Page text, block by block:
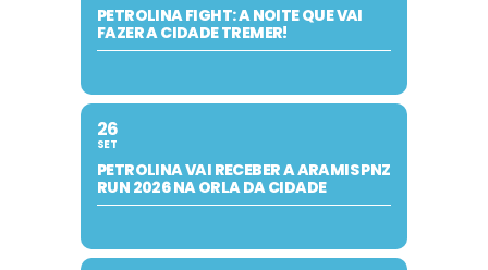
PETROLINA FIGHT: A NOITE QUE VAI
FAZER A CIDADE TREMER!
26
SET
PETROLINA VAI RECEBER A ARAMIS PNZ
RUN 2026 NA ORLA DA CIDADE